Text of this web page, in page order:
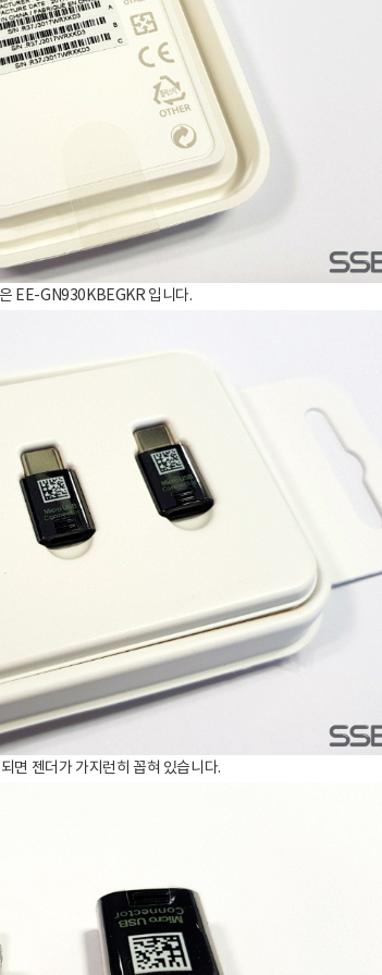
EE-GN930KBEGKR 입니다.
면 젠더가 가지런히 꼽혀 있습니다.